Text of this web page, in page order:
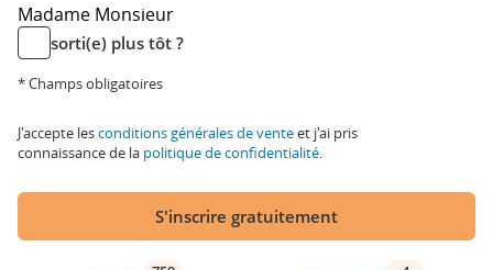
Madame Monsieur
sorti(e) plus tôt ?
* Champs obligatoires
J'accepte lesconditions générales de venteet j'ai pris
connaissance de la politique de confidentialité.
S'inscrire gratuitement